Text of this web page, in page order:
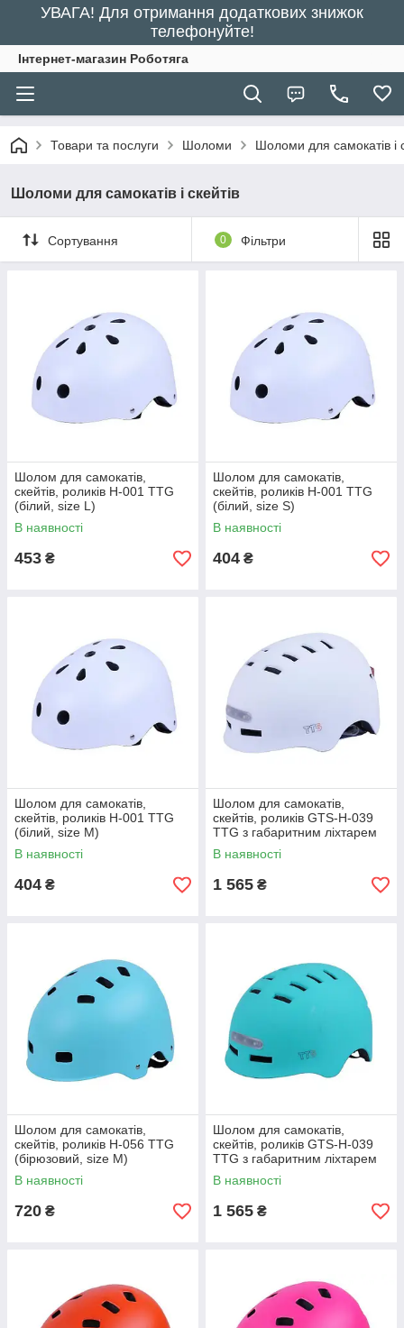
УВАГА! Для отримання додаткових знижок
телефонуйте!
Інтернет-магазин Роботяга
Товари та послуги Шоломи Шоломи для самокатів і
Шоломи для самокатів і скейтів
Сортування 0 Фільтри
Шолом для самокатів,
скейтів, роликів H-001 TTG
(білий, size L)
В наявності
453 ₴
Шолом для самокатів,
скейтів, роликів H-001 TTG
(білий, size S)
В наявності
404 ₴
Шолом для самокатів,
скейтів, роликів H-001 TTG
(білий, size М)
В наявності
404 ₴
Шолом для самокатів,
скейтів, роликів GTS-H-039
TTG з габаритним ліхтарем
(білий, size L)
В наявності
1 565 ₴
Шолом для самокатів,
скейтів, роликів H-056 TTG
(бірюзовий, size M)
В наявності
720 ₴
Шолом для самокатів,
скейтів, роликів GTS-H-039
TTG з габаритним ліхтарем
(бірюзовий, size L)
В наявності
1 565 ₴